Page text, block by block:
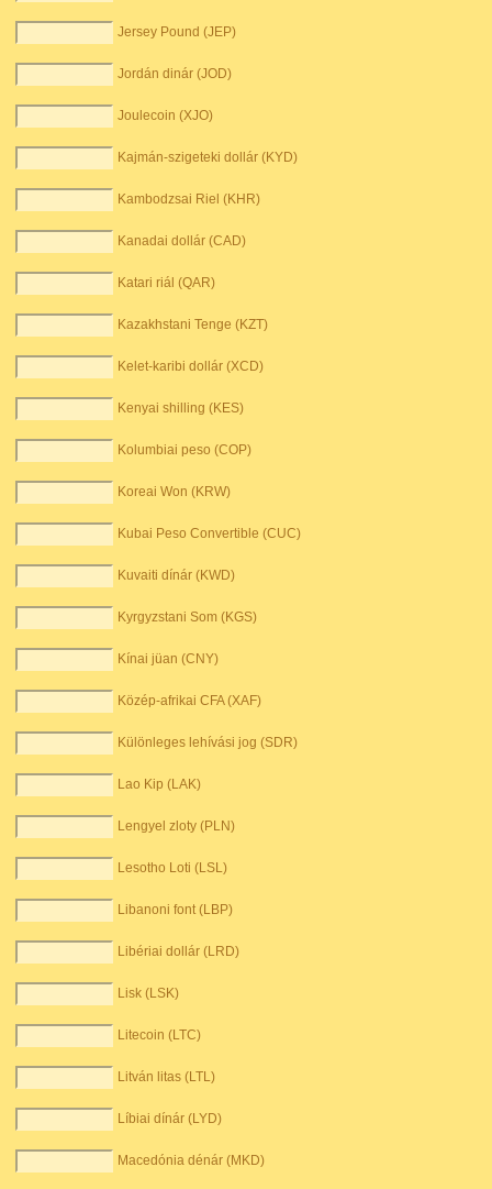
Jersey Pound (JEP)
Jordán dinár (JOD)
Joulecoin (XJO)
Kajmán-szigeteki dollár (KYD)
Kambodzsai Riel (KHR)
Kanadai dollár (CAD)
Katari riál (QAR)
Kazakhstani Tenge (KZT)
Kelet-karibi dollár (XCD)
Kenyai shilling (KES)
Kolumbiai peso (COP)
Koreai Won (KRW)
Kubai Peso Convertible (CUC)
Kuvaiti dínár (KWD)
Kyrgyzstani Som (KGS)
Kínai jüan (CNY)
Közép-afrikai CFA (XAF)
Különleges lehívási jog (SDR)
Lao Kip (LAK)
Lengyel zloty (PLN)
Lesotho Loti (LSL)
Libanoni font (LBP)
Libériai dollár (LRD)
Lisk (LSK)
Litecoin (LTC)
Litván litas (LTL)
Líbiai dínár (LYD)
Macedónia dénár (MKD)